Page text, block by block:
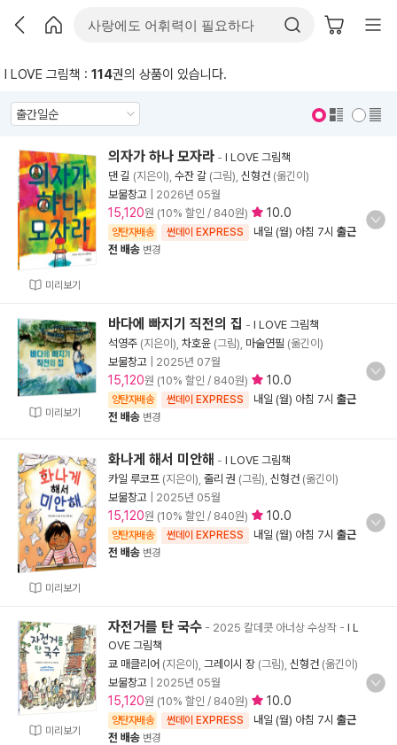
I LOVE 그림책 : 114권의 상품이 있습니다.
미리보기
의자가 하나 모자라 - I LOVE 그림책
댄 길 (지은이), 수잔 갈 (그림), 신형건 (옮긴이)
보물창고
2026년 05월
15,120원 (10% 할인 / 840원) 10.0
양탄자배송 썬데이 EXPRESS 내일 (월) 아침 7시 출근
전 배송 변경
미리보기
바다에 빠지기 직전의 집 - I LOVE 그림책
석영주 (지은이), 차호윤 (그림), 마술연필 (옮긴이)
보물창고
2025년 07월
15,120원 (10% 할인 / 840원) 10.0
양탄자배송 썬데이 EXPRESS 내일 (월) 아침 7시 출근
전 배송 변경
미리보기
화나게 해서 미안해 - I LOVE 그림책
카일 루코프 (지은이), 줄리 권 (그림), 신형건 (옮긴이)
보물창고
2025년 05월
15,120원 (10% 할인 / 840원) 10.0
양탄자배송 썬데이 EXPRESS 내일 (월) 아침 7시 출근
전 배송 변경
미리보기
자전거를 탄 국수 - 2025 칼데콧 아너상 수상작 - I L
OVE 그림책
쿄 매클리어 (지은이), 그레이시 장 (그림), 신형건 (옮긴이)
보물창고
2025년 05월
15,120원 (10% 할인 / 840원) 10.0
양탄자배송 썬데이 EXPRESS 내일 (월) 아침 7시 출근
전 배송 변경